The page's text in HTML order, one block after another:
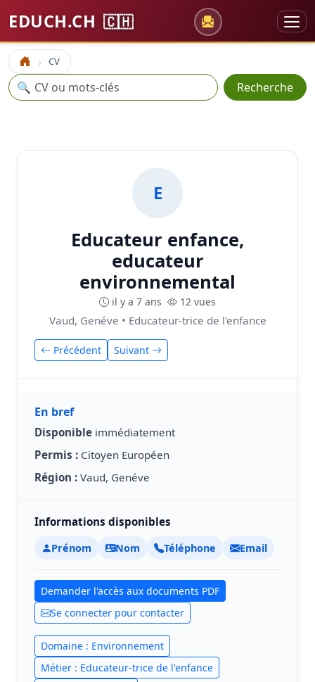
EDUCH.CH 🇨🇭
Accueil CV
Recherche
🔍 Recherche
E
Educateur enfance,
educateur
environnemental
il y a 7 ans 12 vues
Vaud, Genéve • Educateur-trice de l'enfance
Précédent Suivant
En bref
Disponible immédiatement
Permis : Citoyen Européen
Région : Vaud, Genéve
Informations disponibles
Prénom Nom Téléphone Email
Demander l'accès aux documents PDF
Se connecter pour contacter
Domaine : Environnement
Métier : Educateur-trice de l'enfance